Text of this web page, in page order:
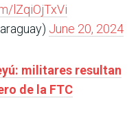
lZqiOjTxVi
June 20, 2024
militares resultan
de la FTC